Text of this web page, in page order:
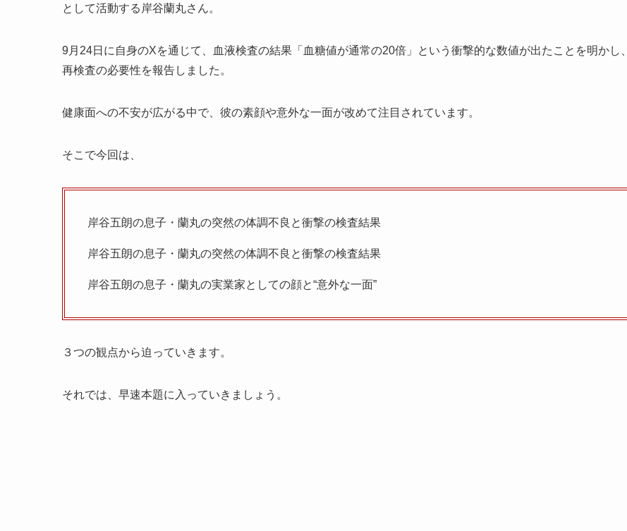
として活動する岸谷蘭丸さん。
9月24日に自身のXを通じて、血液検査の結果「血糖値が通常の20倍」という衝撃的な数値が出たことを明かし、
再検査の必要性を報告しました。
健康面への不安が広がる中で、彼の素顔や意外な一面が改めて注目されています。
そこで今回は、
岸谷五朗の息子・蘭丸の突然の体調不良と衝撃の検査結果
岸谷五朗の息子・蘭丸の突然の体調不良と衝撃の検査結果
岸谷五朗の息子・蘭丸の実業家としての顔と“意外な一面”
３つの観点から迫っていきます。
それでは、早速本題に入っていきましょう。